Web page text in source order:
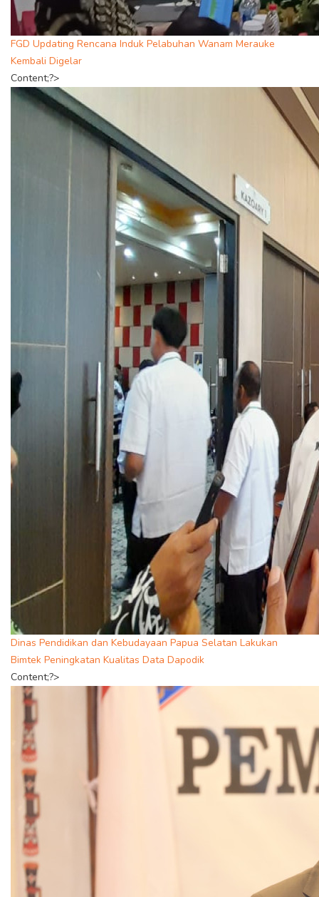
FGD Updating Rencana Induk Pelabuhan Wanam Merauke
Kembali Digelar
Content;?>
Dinas Pendidikan dan Kebudayaan Papua Selatan Lakukan
Bimtek Peningkatan Kualitas Data Dapodik
Content;?>